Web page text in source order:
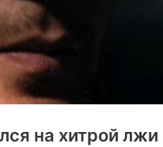
на хитрой